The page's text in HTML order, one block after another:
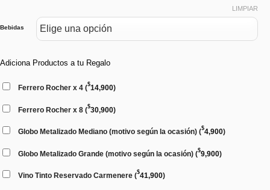
Bebidas
LIMPIAR
Adiciona Productos a tu Regalo
Ferrero Rocher x 4 ($14,900)
Ferrero Rocher x 8 ($30,900)
Globo Metalizado Mediano (motivo según la ocasión) ($4,900)
Globo Metalizado Grande (motivo según la ocasión) ($9,900)
Vino Tinto Reservado Carmenere ($41,900)